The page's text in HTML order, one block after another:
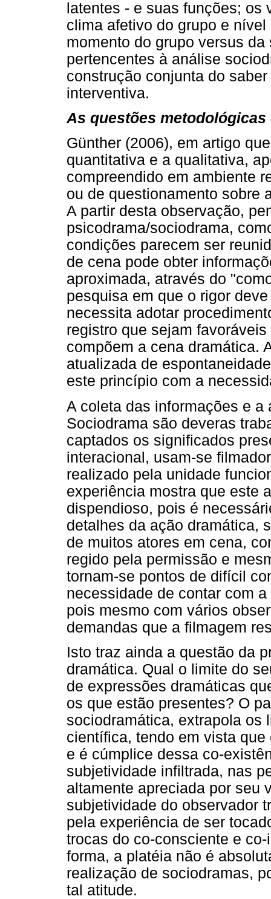
latentes - e suas funções;
clima afetivo do grupo e
momento do grupo versus
pertencentes à análise
construção conjunta do
interventiva.
As questões metodológicas
Günther (2006), em artigo
quantitativa e a qualitativa,
compreendido em ambiente
ou de questionamento sobre
A partir desta observação,
psicodrama/sociodrama,
condições parecem ser
de cena pode obter
aproximada, através do
pesquisa em que o rigor
necessita adotar
registro que sejam
compõem a cena dramática.
atualizada de
este princípio com a
A coleta das informações e
Sociodrama são deveras
captados os significados
interacional, usam-se
realizado pela unidade
experiência mostra que este
dispendioso, pois é
detalhes da ação dramática,
de muitos atores em cena,
regido pela permissão e
tornam-se pontos de difícil
necessidade de contar com
pois mesmo com vários
demandas que a filmagem
Isto traz ainda a questão da
dramática. Qual o limite do
de expressões dramáticas
os que estão presentes? O
sociodramática, extrapola os
científica, tendo em vista
e é cúmplice dessa co-
subjetividade infiltrada, nas
altamente apreciada por seu
subjetividade do observador
pela experiência de ser
trocas do co-consciente e
forma, a platéia não é
realização de sociodramas,
tal atitude.